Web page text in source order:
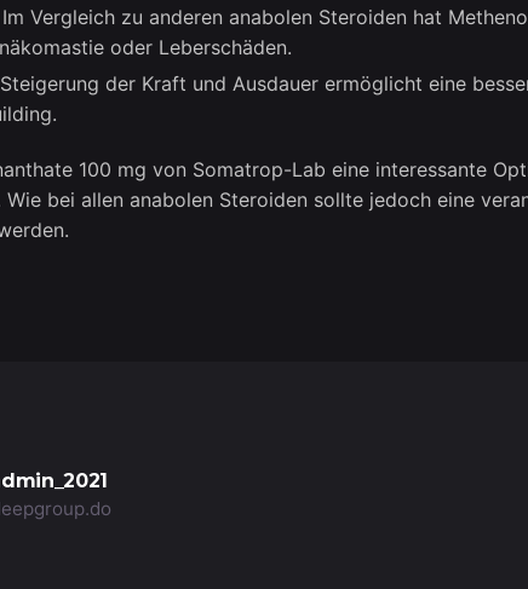
Im Vergleich zu anderen anabolen Steroiden hat
oder Leberschäden.
der Kraft und Ausdauer ermöglicht eine
100 mg von Somatrop-Lab eine interessante
bei allen anabolen Steroiden sollte jedoch eine